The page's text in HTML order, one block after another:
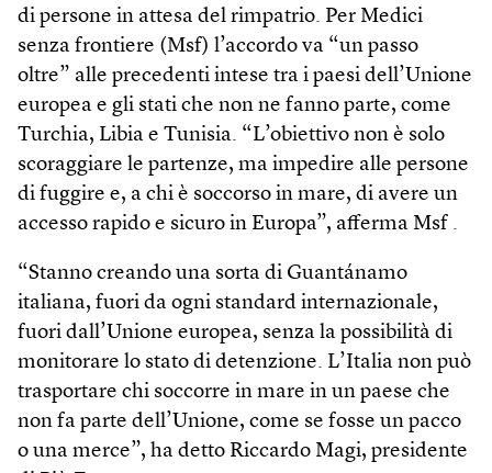
di persone in attesa del rimpatrio. Per Medici
senza frontiere (Msf) l’accordo va “un passo
oltre” alle precedenti intese tra i paesi dell’Unione
europea e gli stati che non ne fanno parte, come
Turchia, Libia e Tunisia. “L’obiettivo non è solo
scoraggiare le partenze, ma impedire alle persone
di fuggire e, a chi è soccorso in mare, di avere un
accesso rapido e sicuro in Europa”, afferma Msf .
“Stanno creando una sorta di Guantánamo
italiana, fuori da ogni standard internazionale,
fuori dall’Unione europea, senza la possibilità di
monitorare lo stato di detenzione. L’Italia non può
trasportare chi soccorre in mare in un paese che
non fa parte dell’Unione, come se fosse un pacco
o una merce”, ha detto Riccardo Magi, presidente